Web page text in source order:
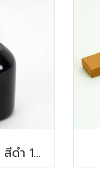
ขวดใส่สบู่ หินอ่อน สีดำ 100 มล.ขนาด 6.5x7.5 ซม.